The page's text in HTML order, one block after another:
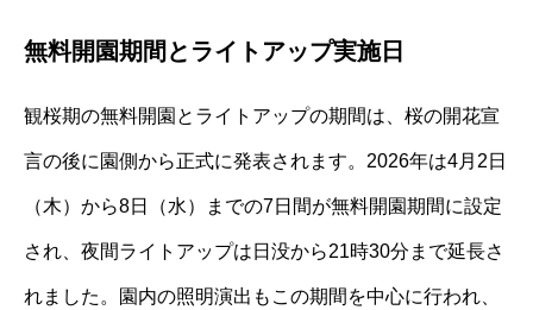
無料開園期間とライトアップ実施日
観桜期の無料開園とライトアップの期間は、桜の開花宣
言の後に園側から正式に発表されます。2026年は4月2日
（木）から8日（水）までの7日間が無料開園期間に設定
され、夜間ライトアップは日没から21時30分まで延長さ
れました。園内の照明演出もこの期間を中心に行われ、